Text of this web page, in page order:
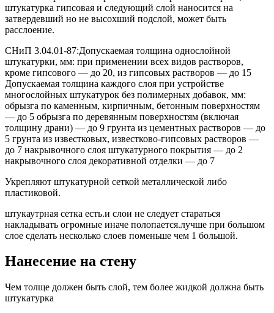
штукатурка гипсовая и следующий слой наносится на
затвердевший но не высохший подслой, может быть
расслоение.
СНиП 3.04.01-87:Допускаемая толщина однослойной
штукатурки, мм: при применении всех видов растворов,
кроме гипсового — до 20, из гипсовых растворов — до 15
Допускаемая толщина каждого слоя при устройстве
многослойных штукатурок без полимерных добавок, мм:
обрызга по каменным, кирпичным, бетонным поверхностям
— до 5 обрызга по деревянным поверхностям (включая
толщину драни) — до 9 грунта из цементных растворов — до
5 грунта из известковых, известково-гипсовых растворов —
до 7 накрывочного слоя штукатурного покрытия — до 2
накрывочного слоя декоративной отделки — до 7
Укрепляют штукатурной сеткой металлической либо
пластиковой.
штукаутрная сетка есть.и слои не следует стараться
накладывать огромные иначе полопается.лучше при большом
слое сделать несколько слоев поменьше чем 1 большой.
Нанесение на стену
Чем толще должен быть слой, тем более жидкой должна быть
штукатурка